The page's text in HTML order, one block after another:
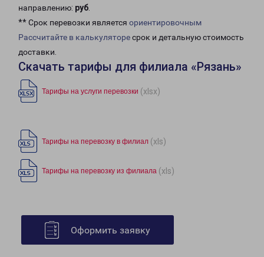
направлению: руб.
** Срок перевозки является ориентировочным
Рассчитайте в калькуляторесрок и детальную стоимость
доставки.
Скачать тарифы для филиала «Рязань»
Тарифы на услуги перевозки (xlsx)
Тарифы на перевозку в филиал (xls)
Тарифы на перевозку из филиала (xls)
Оформить заявку